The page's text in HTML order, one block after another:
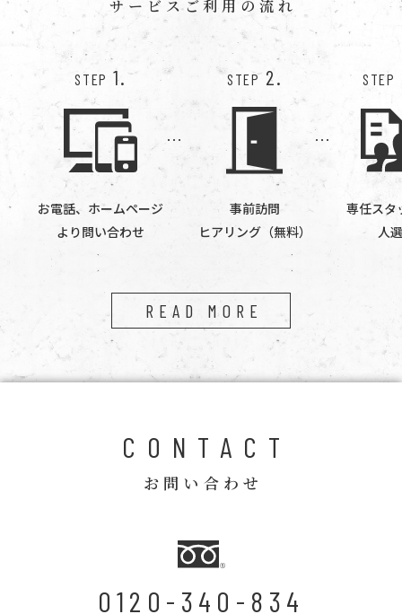
サービスご利用の流れ
STEP 1.
お電話、ホームページ
より問い合わせ
STEP 2.
事前訪問
ヒアリング（無料）
STEP
専任スタ
人選
READ MORE
CONTACT
お問い合わせ
0120-340-834